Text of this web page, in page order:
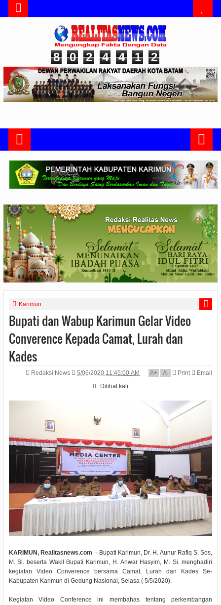
8 0 2 4 4 1 2
Karimun
Bupati dan Wabup Karimun Gelar Video
Converence Kepada Camat, Lurah dan
Kades
Redaksi News 5/06/2020 11:45:00 AM A+ A- Print
Email
Dilihat kali
KARIMUN, Realitasnews.com - Bupati Karimun, Dr. H. Aunur Rafiq S. Sos,
M. Si. beserta Wakil Bupati Karimun, H. Anwar Hasyim, M. Si. menghadiri
kegiatan Video Converence bersama Camat, Lurah dan Kades Se-
Kabupaten Karimun di Gedung Nasional, Selasa ( 5/5/2020).
Kegiatan Video Conference ini membahas tentang perkembangan